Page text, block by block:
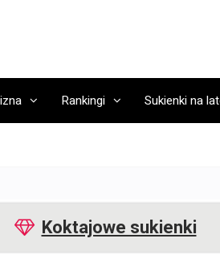
Rankingi Sukienki na
Koktajowe sukienki